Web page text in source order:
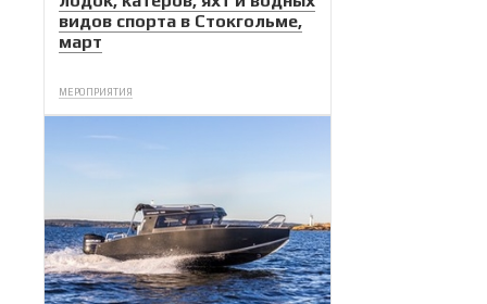
видов спорта в Стокгольме,
март
МЕРОПРИЯТИЯ